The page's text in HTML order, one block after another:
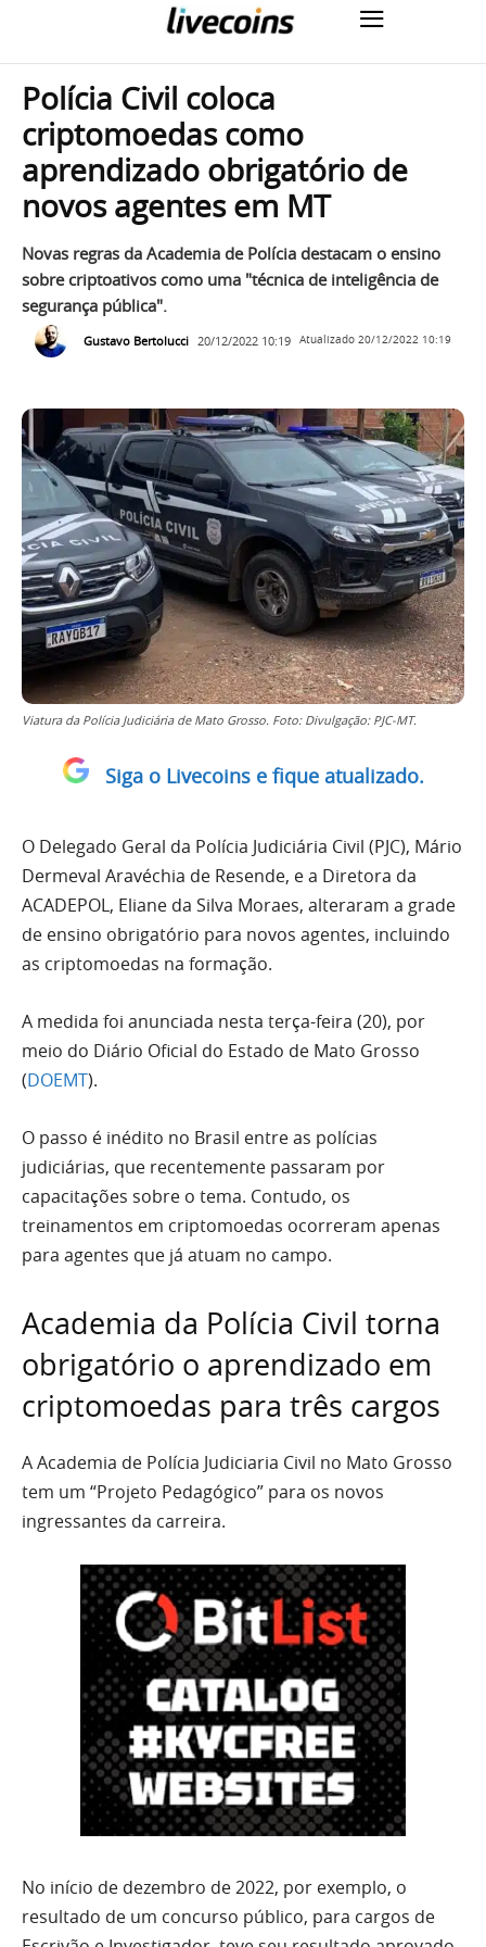
Polícia Civil coloca
criptomoedas como
aprendizado obrigatório de
novos agentes em MT
Novas regras da Academia de Polícia destacam o ensino
sobre criptoativos como uma "técnica de inteligência de
segurança pública".
Gustavo Bertolucci 20/12/2022 10:19 Atualizado 20/12/2022 10:19
Viatura da Polícia Judiciária de Mato Grosso. Foto: Divulgação: PJC-MT.
Siga o Livecoins e fique atualizado.
O Delegado Geral da Polícia Judiciária Civil (PJC), Mário
Dermeval Aravéchia de Resende, e a Diretora da
ACADEPOL, Eliane da Silva Moraes, alteraram a grade
de ensino obrigatório para novos agentes, incluindo
as criptomoedas na formação.
A medida foi anunciada nesta terça-feira (20), por
meio do Diário Oficial do Estado de Mato Grosso
(DOEMT).
O passo é inédito no Brasil entre as polícias
judiciárias, que recentemente passaram por
capacitações sobre o tema. Contudo, os
treinamentos em criptomoedas ocorreram apenas
para agentes que já atuam no campo.
Academia da Polícia Civil torna
obrigatório o aprendizado em
criptomoedas para três cargos
A Academia de Polícia Judiciaria Civil no Mato Grosso
tem um “Projeto Pedagógico” para os novos
ingressantes da carreira.
No início de dezembro de 2022, por exemplo, o
resultado de um concurso público, para cargos de